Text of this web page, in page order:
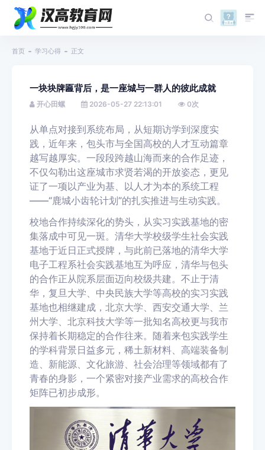
首页 学习心得 正文
一块块牌匾背后，是一座城与一群人的彼此成就
开心田螺 2026-05-27 22:13:01 0次
从单点对接到系统布局，从短期访学到深度实
践，近年来，包头市与全国高校的人才互动篇章
越写越厚实。一段段跨越山海而来的合作足迹，
不仅勾勒出这座城市求贤若渴的开放姿态，更见
证了一项以产业为基、以人才为本的系统工程
——“鹿城小齿轮计划”的扎实推进与生动实践。
校地合作持续深化的势头，从实习实践基地的密
集落成中可见一斑。清华大学校级学生社会实践
基地于近日正式授牌，与此前已落地的清华大学
电子工程系社会实践基地互为呼应，清华与包头
的合作正从院系层面迈向校级共建。不止于清
华，复旦大学、中央民族大学等高校的实习实践
基地也相继建成，北京大学、西安交通大学、兰
州大学、北京科技大学等一批知名高校更与我市
保持着长期稳定的合作往来。随着来包实践学生
的学科背景日益多元，稀土新材料、高端装备制
造、新能源、文化旅游、社会治理等领域都有了
青春的身影，一个紧密对接产业需求的高校合作
矩阵已初步成形。